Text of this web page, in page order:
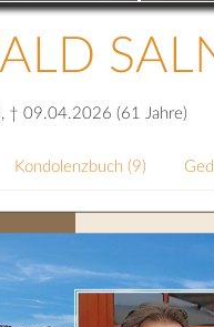
† 09.04.2026 (61 Jahre)
Kondolenzbuch (9)